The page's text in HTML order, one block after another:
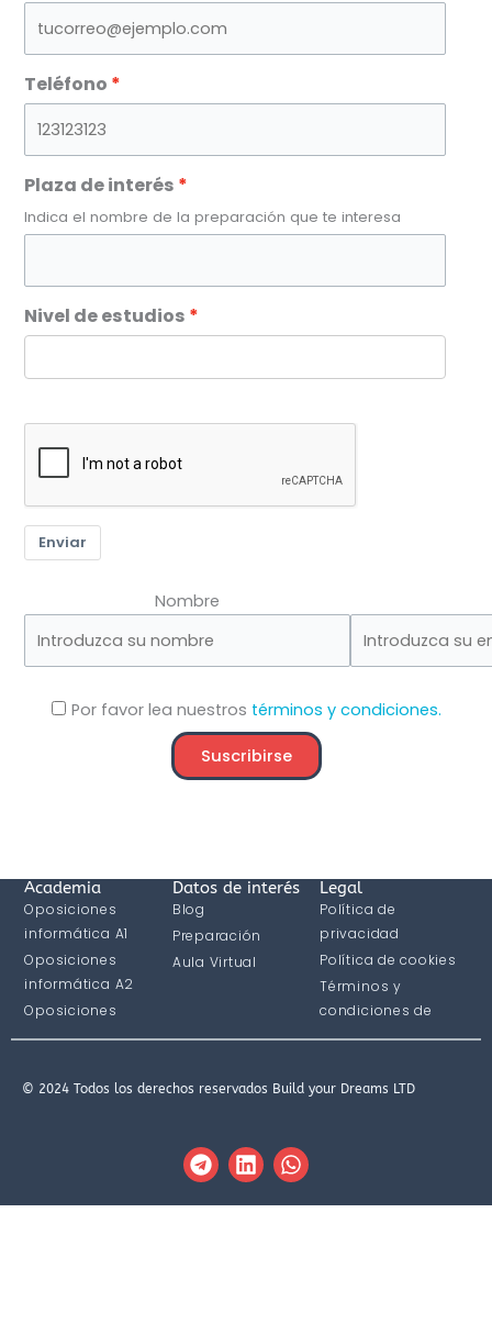
Teléfono
Plaza de interés
Indica el nombre de la preparación que te interesa
Nivel de estudios
Enviar
Nombre
Por favor lea nuestros términos y condiciones.
Academia
Oposiciones
informática A1
Oposiciones
informática A2
Oposiciones
informática C1
Datos de interés
Blog
Preparación
Aula Virtual
Legal
Política de
privacidad
Política de cookies
Términos y
condiciones de
compra
© 2024 Todos los derechos reservados Build your Dreams LTD
T
e
l
L
i
n
W
h
a